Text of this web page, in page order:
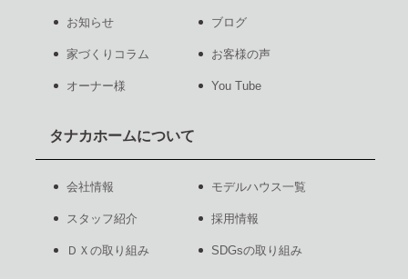
お知らせ ブログ
家づくりコラム お客様の声
オーナー様 You Tube
タナカホームについて
会社情報 モデルハウス一覧
スタッフ紹介 採用情報
ＤＸの取り組み SDGsの取り組み